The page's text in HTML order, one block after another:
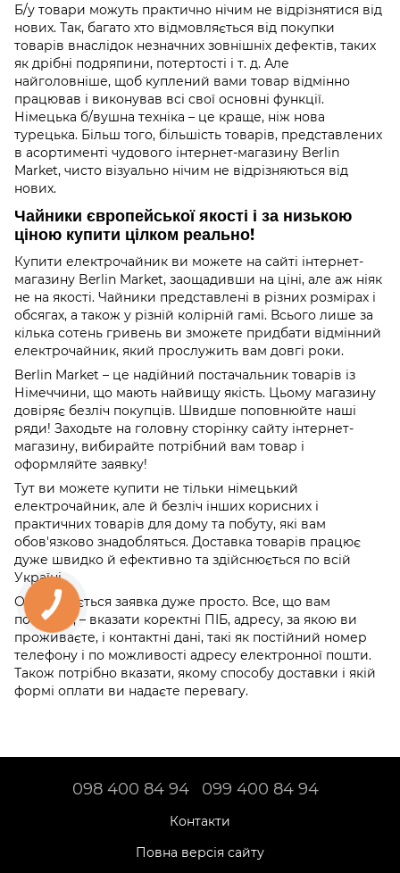
Б/у товари можуть практично нічим не відрізнятися від
нових. Так, багато хто відмовляється від покупки
товарів внаслідок незначних зовнішніх дефектів, таких
як дрібні подряпини, потертості і т. д. Але
найголовніше, щоб куплений вами товар відмінно
працював і виконував всі свої основні функції.
Німецька б/вушна техніка – це краще, ніж нова
турецька. Більш того, більшість товарів, представлених
в асортименті чудового інтернет-магазину Berlin
Market, чисто візуально нічим не відрізняються від
нових.
Чайники європейської якості і за низькою
ціною купити цілком реально!
Купити електрочайник ви можете на сайті інтернет-
магазину Berlin Market, заощадивши на ціні, але аж ніяк
не на якості. Чайники представлені в різних розмірах і
обсягах, а також у різній колірній гамі. Всього лише за
кілька сотень гривень ви зможете придбати відмінний
електрочайник, який прослужить вам довгі роки.
Berlin Market – це надійний постачальник товарів із
Німеччини, що мають найвищу якість. Цьому магазину
довіряє безліч покупців. Швидше поповнюйте наші
ряди! Заходьте на головну сторінку сайту інтернет-
магазину, вибирайте потрібний вам товар і
оформляйте заявку!
Тут ви можете купити не тільки німецький
електрочайник, але й безліч інших корисних і
практичних товарів для дому та побуту, які вам
обов'язково знадобляться. Доставка товарів працює
дуже швидко й ефективно та здійснюється по всій
Україні.
Оформляється заявка дуже просто. Все, що вам
потрібно, – вказати коректні ПІБ, адресу, за якою ви
проживаєте, і контактні дані, такі як постійний номер
телефону і по можливості адресу електронної пошти.
Також потрібно вказати, якому способу доставки і якій
формі оплати ви надаєте перевагу.
098 400 84 94‬ 099 400 84 94
Контакти
Повна версія сайту